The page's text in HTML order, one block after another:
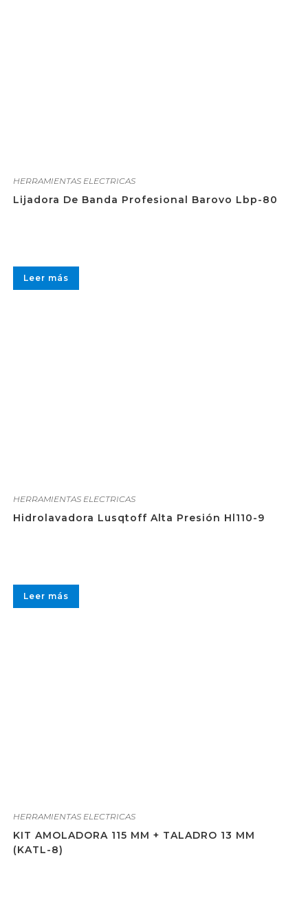
HERRAMIENTAS ELECTRICAS
Lijadora De Banda Profesional Barovo Lbp-80
Leer más
HERRAMIENTAS ELECTRICAS
Hidrolavadora Lusqtoff Alta Presión Hl110-9
Leer más
HERRAMIENTAS ELECTRICAS
KIT AMOLADORA 115 MM + TALADRO 13 MM
(KATL-8)